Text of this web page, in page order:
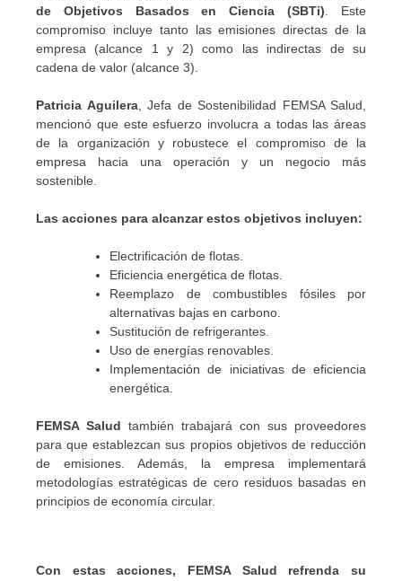
de Objetivos Basados en Ciencia (SBTi). Este
compromiso incluye tanto las emisiones directas de la
empresa (alcance 1 y 2) como las indirectas de su
cadena de valor (alcance 3).
Patricia Aguilera, Jefa de Sostenibilidad FEMSA Salud,
mencionó que este esfuerzo involucra a todas las áreas
de la organización y robustece el compromiso de la
empresa hacia una operación y un negocio más
sostenible.
Las acciones para alcanzar estos objetivos incluyen:
Electrificación de flotas.
Eficiencia energética de flotas.
Reemplazo de combustibles fósiles por
alternativas bajas en carbono.
Sustitución de refrigerantes.
Uso de energías renovables.
Implementación de iniciativas de eficiencia
energética.
FEMSA Salud también trabajará con sus proveedores
para que establezcan sus propios objetivos de reducción
de emisiones. Además, la empresa implementará
metodologías estratégicas de cero residuos basadas en
principios de economía circular.
Con estas acciones, FEMSA Salud refrenda su